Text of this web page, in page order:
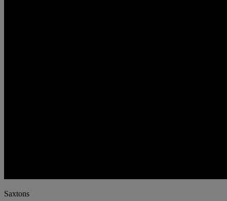
Saxtons